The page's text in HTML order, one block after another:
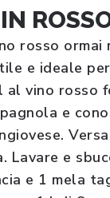
rosso ormai
e ideale
al vino rosso
e
Lavare e
e 1 mela